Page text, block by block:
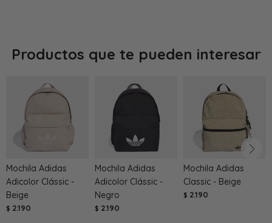
Productos que te pueden interesar
Mochila Adidas
Adicolor Clássic -
Beige
$ 2.190
Mochila Adidas
Adicolor Clássic -
Negro
$ 2.190
Mochila Adidas
Classic - Beige
$ 2.190